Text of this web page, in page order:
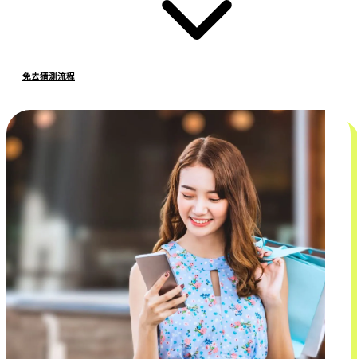
免去猜測流程